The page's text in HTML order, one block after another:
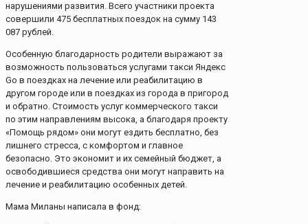
нарушениями развития. Всего участники проекта
совершили 475 бесплатных поездок на сумму 143
087 рублей.
Особенную благодарность родители выражают за
возможность пользоваться услугами такси Яндекс
Go в поездках на лечение или реабилитацию в
другом городе или в поездках из города в пригород
и обратно. Стоимость услуг коммерческого такси
по этим направлениям высока, а благодаря проекту
«Помощь рядом» они могут ездить бесплатно, без
лишнего стресса, с комфортом и главное
безопасно. Это экономит и их семейный бюджет, а
освободившиеся средства они могут направить на
лечение и реабилитацию особенных детей.
Мама Миланы написала в фонд: